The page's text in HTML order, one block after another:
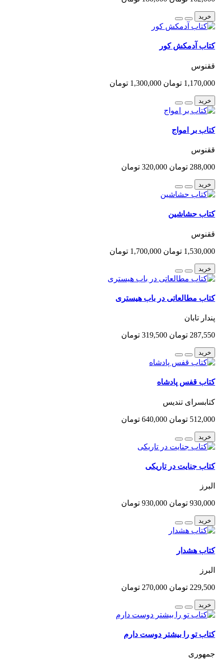
خرید
کتاب آدمکش کور
ققنوس
1,170,000 تومان 1,300,000 تومان
خرید
کتاب بر امواج
ققنوس
288,000 تومان 320,000 تومان
خرید
کتاب حشاشین
ققنوس
1,530,000 تومان 1,700,000 تومان
خرید
کتاب مطالعاتی در باب هیستری
پندار تابان
287,550 تومان 319,500 تومان
خرید
کتاب قفس پادشاه
کتابسرای تندیس
512,000 تومان 640,000 تومان
خرید
کتاب جنایت در تاریکی
البرز
930,000 تومان 930,000 تومان
خرید
کتاب هشدار
البرز
229,500 تومان 270,000 تومان
خرید
کتاب تو را بیشتر دوست دارم
جمهوری